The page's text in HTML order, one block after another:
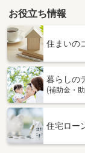
山口県防府市大字
専
間
山口県山口市金
お役立ち情報
住まいの
暮らしの
(補助金・
住宅ロー